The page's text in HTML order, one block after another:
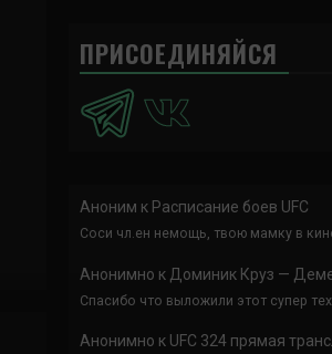
ПРИСОЕДИНЯЙСЯ
Аноним к Расписание боев UFC
Соси чл.ен немощь, твою мамку в
Анонимно к Доминик Круз —
Спасибо что выложили этот супер
Анонимно к UFC 324 прямая